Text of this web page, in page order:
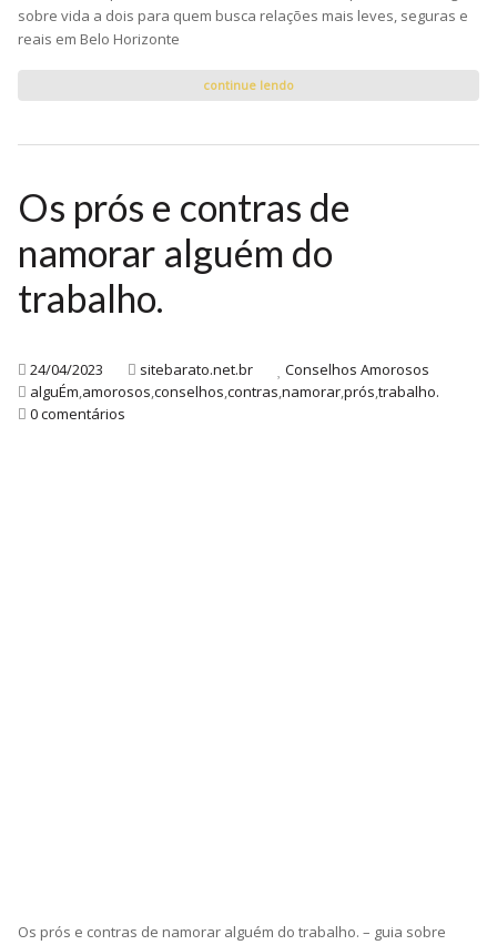
sobre vida a dois para quem busca relações mais leves, seguras e
reais em Belo Horizonte
continue lendo
Os prós e contras de
namorar alguém do
trabalho.
24/04/2023 sitebarato.net.br
Conselhos Amorosos
alguÉm,amorosos,conselhos,contras,namorar,prós,trabalho.
0 comentários
Os prós e contras de namorar alguém do trabalho. – guia sobre